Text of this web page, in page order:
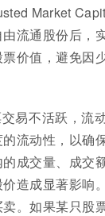
Market
流通股份后，
价值，避免因
易不活跃，流
流动性，以确
成交量、成交
造成显著影响
。如果某只股